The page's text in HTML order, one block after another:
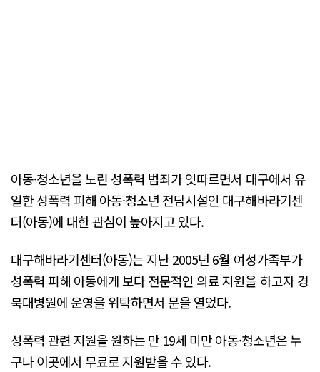
아동·청소년을 노린 성폭력 범죄가 잇따르면서 대구에서 유
일한 성폭력 피해 아동·청소년 전담시설인 대구해바라기센
터(아동)에 대한 관심이 높아지고 있다.
대구해바라기센터(아동)는 지난 2005년 6월 여성가족부가
성폭력 피해 아동에게 보다 전문적인 의료 지원을 하고자 경
북대병원에 운영을 위탁하면서 문을 열었다.
성폭력 관련 지원을 원하는 만 19세 미만 아동·청소년은 누
구나 이곳에서 무료로 지원받을 수 있다.